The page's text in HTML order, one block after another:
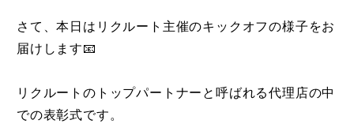
さて、本日はリクルート主催のキックオフの様子をお
届けします📧
リクルートのトップパートナーと呼ばれる代理店の中
での表彰式です。